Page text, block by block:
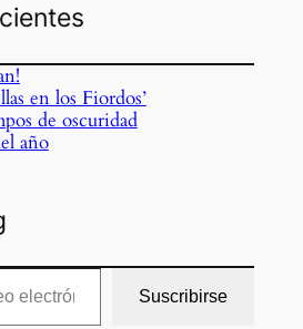
en los Fiordos’
de oscuridad
año
Suscribirse